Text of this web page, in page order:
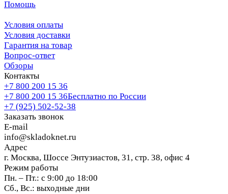
Помощь
Условия оплаты
Условия доставки
Гарантия на товар
Вопрос-ответ
Обзоры
Контакты
+7 800 200 15 36
+7 800 200 15 36Бесплатно по России
+7 (925) 502-52-38
Заказать звонок
E-mail
info@skladoknet.ru
Адрес
г. Москва, Шоссе Энтузиастов, 31, стр. 38, офис 4
Режим работы
Пн. – Пт.: с 9:00 до 18:00
Сб., Вс.: выходные дни